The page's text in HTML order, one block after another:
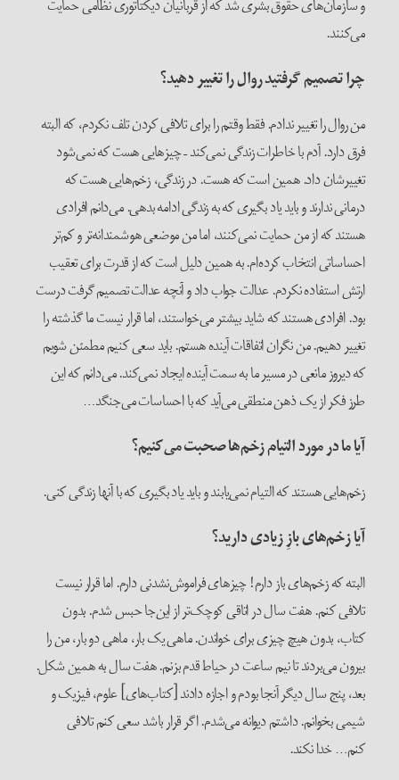
و سازمان‌های حقوق بشری شد که از قربانیان دیکتاتوری نظامی حمایت
می‌کنند.
چرا تصمیم گرفتید روال را تغییر دهید؟
من روال را تغییر ندادم. فقط وقتم را برای تلافی کردن تلف نکردم، که البته
فرق دارد. آدم با خاطرات زندگی نمی‌کند – چیزهایی هست که نمی‌شود
تغییرشان داد. همین است که هست. در زندگی، زخم‌هایی هست که
درمانی ندارند و باید یاد بگیری که به زندگی ادامه بدهی. می‌دانم افرادی
هستند که از من حمایت نمی‌کنند، اما من موضعی هوشمندانه‌تر و کم‌تر
احساساتی انتخاب کرده‌ام. به همین دلیل است که از قدرت برای تعقیب
ارتش استفاده نکردم. عدالت جواب داد و آنچه عدالت تصمیم گرفت درست
بود. افرادی هستند که شاید بیشتر می‌خواستند، اما قرار نیست ما گذشته را
تغییر دهیم. من نگران اتفاقات آینده هستم. باید سعی کنیم مطمئن شویم
که دیروز مانعی در مسیر ما به سمت آینده ایجاد نمی‌کند. می‌دانم که این
طرز فکر از یک ذهن منطقی می‌آید که با احساسات می‌جنگد…
آیا ما در مورد التیام زخم‌ها صحبت می‌کنیم؟
زخم‌هایی هستند که التیام نمی‌یابند و باید یاد بگیری که با آنها زندگی کنی.
آیا زخم‌های بازِ زیادی دارید؟
البته که زخم‌های باز دارم! چیزهای فراموش‌نشدنی دارم. اما قرار نیست
تلافی کنم. هفت سال در اتاقی کوچک‌تر از این‌جا حبس شدم. بدون
کتاب، بدون هیچ چیزی برای خواندن. ماهی یک بار، ماهی دو بار، من را
بیرون می‌بردند تا نیم ساعت در حیاط قدم بزنم. هفت سال به همین شکل.
بعد، پنج سال دیگر آنجا بودم و اجازه دادند [کتاب‌های] علوم، فیزیک و
شیمی بخوانم. داشتم دیوانه می‌شدم. اگر قرار باشد سعی کنم تلافی
کنم… خدا نکند.